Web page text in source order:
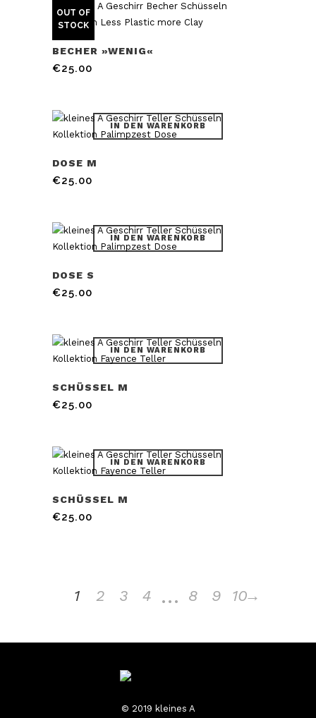
OUT OF
STOCK
BECHER »WENIG«
€25.00
IN DEN WARENKORB
DOSE M
€25.00
IN DEN WARENKORB
DOSE S
€25.00
IN DEN WARENKORB
SCHÜSSEL M
€25.00
IN DEN WARENKORB
SCHÜSSEL M
€25.00
1 2 3 4 … 8 9 10→
© 2019 kleines A